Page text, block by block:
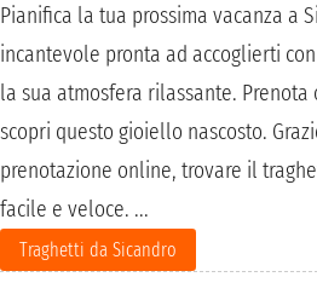
Pianifica la tua prossima vacanza a
incantevole pronta ad accoglierti
la sua atmosfera rilassante.
scopri questo gioiello nascosto.
prenotazione online, trovare il
facile e veloce. ...
Traghetti da Sicandro